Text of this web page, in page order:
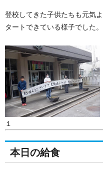
登校してきた子供たちも元気
タートできている様子でした。
１
本日の給食